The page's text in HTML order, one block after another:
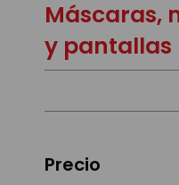
Máscaras,
y pantallas
Precio